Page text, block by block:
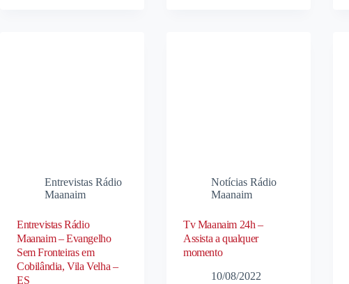
Entrevistas Rádio
Maanaim
Entrevistas Rádio
Maanaim – Evangelho
Sem Fronteiras em
Cobilândia, Vila Velha –
ES
Notícias Rádio
Maanaim
Tv Maanaim 24h –
Assista a qualquer
momento
10/08/2022